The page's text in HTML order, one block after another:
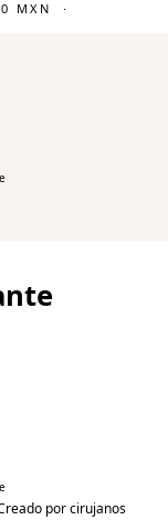
MXN ·
por cirujanos